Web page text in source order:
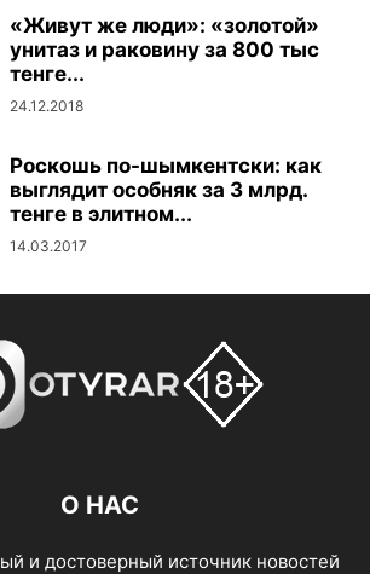
«Живут же люди»: «золотой»
унитаз и раковину за 800 тыс
тенге...
24.12.2018
Роскошь по-шымкентски: как
выглядит особняк за 3 млрд.
тенге в элитном...
14.03.2017
О НАС
и достоверный источник новостей